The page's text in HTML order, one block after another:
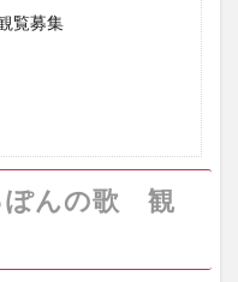
覧募集
ぽんの歌 観